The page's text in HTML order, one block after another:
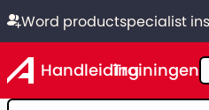
Word productspecialist
HandleidingTrainingen